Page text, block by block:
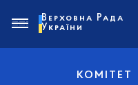
КОМІТЕТ
Верховна Рада
України